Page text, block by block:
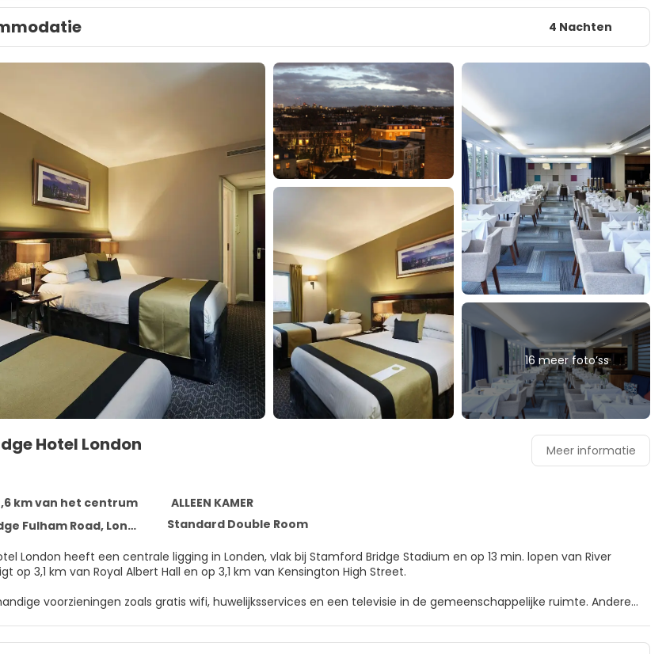
4 Nachten
16 meer foto’ss
Hotel London
km van het centrum
ALLEEN KAMER
Road, London SW6 1HS
Standard Double Room
London heeft een centrale ligging in Londen, vlak bij Stamford Bridge Stadium en op 13 min. lopen van River
hotel ligt op 3,1 km van Royal Albert Hall en op 3,1 km van Kensington High Street.
voorzieningen zoals gratis wifi, huwelijksservices en een televisie in de gemeenschappelijke ruimte. Andere
in één van de 231 klimaatgeregelde kamers. Dankzij gratis wifi blijf je online, terwijl de tv met satellietzenders zorgt
Meer informatie